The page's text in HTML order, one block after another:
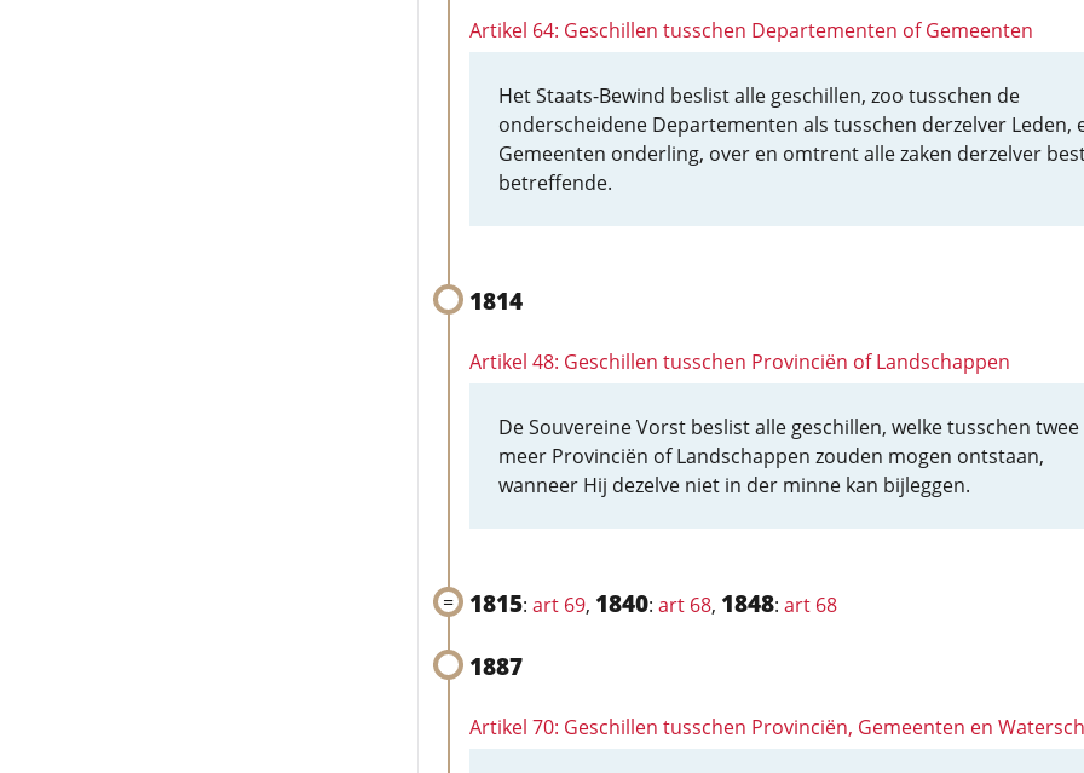
Artikel 64: Geschillen tusschen Departementen of Gemeenten
Het Staats-Bewind beslist alle geschillen, zoo tusschen de
onderscheidene Departementen als tusschen derzelver Leden,
Gemeenten onderling, over en omtrent alle zaken derzelver
betreffende.
1814
Artikel 48: Geschillen tusschen Provinciën of Landschappen
De Souvereine Vorst beslist alle geschillen, welke tusschen twee
meer Provinciën of Landschappen zouden mogen ontstaan,
wanneer Hij dezelve niet in der minne kan bijleggen.
1815: art 69, 1840: art 68, 1848: art 68
1887
Artikel 70: Geschillen tusschen Provinciën, Gemeenten en